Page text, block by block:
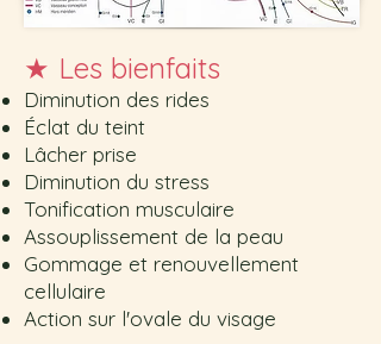
★ Les bienfaits
Diminution des rides
Éclat du teint
Lâcher prise
Diminution du stress
Tonification musculaire
Assouplissement de la peau
Gommage et renouvellement
cellulaire
Action sur l'ovale du visage